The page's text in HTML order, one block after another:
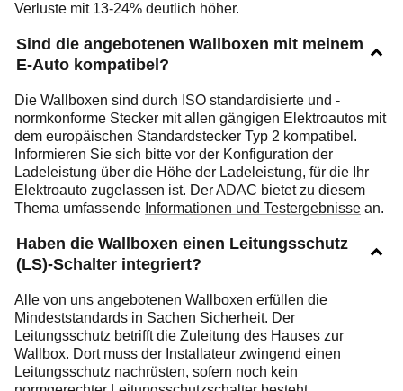
Verluste mit 13-24% deutlich höher.
Sind die angebotenen Wallboxen mit meinem
E-Auto kompatibel?
Die Wallboxen sind durch ISO standardisierte und -
normkonforme Stecker mit allen gängigen Elektroautos mit
dem europäischen Standardstecker Typ 2 kompatibel.
Informieren Sie sich bitte vor der Konfiguration der
Ladeleistung über die Höhe der Ladeleistung, für die Ihr
Elektroauto zugelassen ist. Der ADAC bietet zu diesem
Thema umfassende Informationen und Testergebnisse an.
Haben die Wallboxen einen Leitungsschutz
(LS)-Schalter integriert?
Alle von uns angebotenen Wallboxen erfüllen die
Mindeststandards in Sachen Sicherheit. Der
Leitungsschutz betrifft die Zuleitung des Hauses zur
Wallbox. Dort muss der Installateur zwingend einen
Leitungsschutz nachrüsten, sofern noch kein